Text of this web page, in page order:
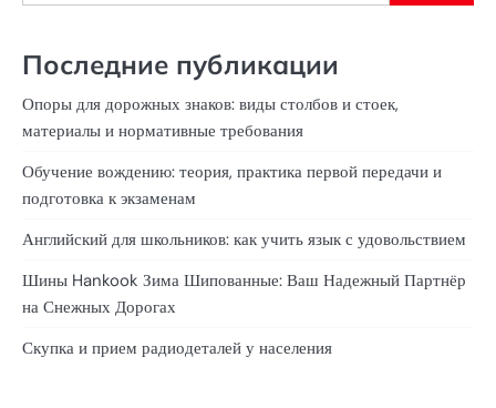
Последние публикации
Опоры для дорожных знаков: виды столбов и стоек,
материалы и нормативные требования
Обучение вождению: теория, практика первой передачи и
подготовка к экзаменам
Английский для школьников: как учить язык с удовольствием
Шины Hankook Зима Шипованные: Ваш Надежный Партнёр
на Снежных Дорогах
Скупка и прием радиодеталей у населения